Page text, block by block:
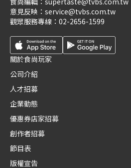
意見反映： service@tvbs.com.tw
觀眾服務專線： 02-2656-1599
關於食尚玩家
公司介紹
人才招募
企業動態
優惠券店家招募
創作者招募
節目表
版權宣告